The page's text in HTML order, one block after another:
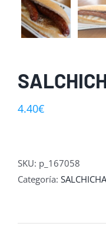
4.40€
SKU: p_167058
Categoría: